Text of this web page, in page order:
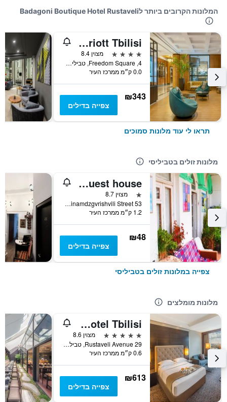
המלונות הקרובים ביותר לBadagoni Boutique Hotel Rustaveli
Courtyard by Marriott Tbilisi
4 כוכבים
מצוין 8.4
4, Freedom Square, טביליסי, גאורגיה
0.0 ק״מ ממרכז העיר
₪343
צפייה בדילים
תראו לי עוד מלונות סמוכים
מלונות זולים בטביליסי
Green Stairs Guest house
כוכב 1מצוין 8.7
Tsinamdzgvrishvili Street 53, טביליסי, גאורגיה
1.2 ק״מ ממרכז העיר
₪48
צפייה בדילים
צפייה במלונות זולים בטביליסי
מלונות מומלצים
The Biltmore Hotel Tbilisi
5 כוכבים
מצוין 8.6
29 Rustaveli Avenue, טביליסי, גאורגיה
0.6 ק״מ ממרכז העיר
₪613
צפייה בדילים